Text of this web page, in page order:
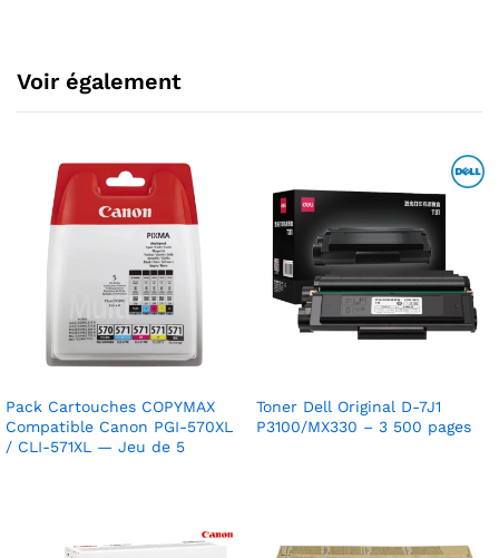
Voir également
Pack Cartouches COPYMAX
Compatible Canon PGI-570XL
/ CLI-571XL — Jeu de 5
Toner Dell Original D-7J1
P3100/MX330 – 3 500 pages